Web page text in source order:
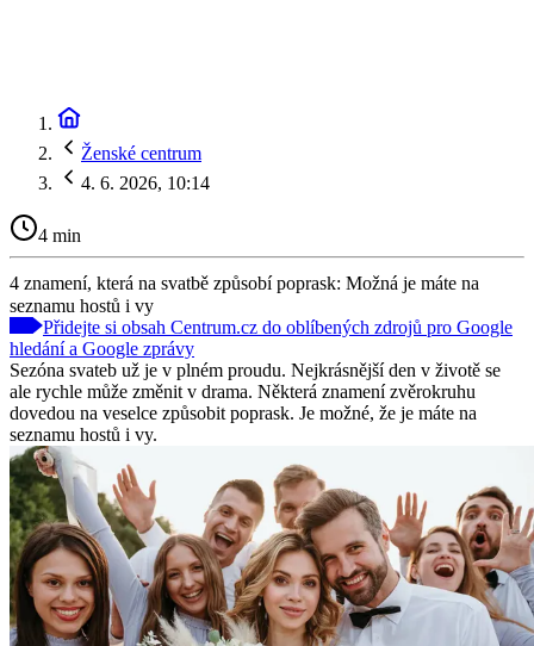
Ženské centrum
4. 6. 2026, 10:14
4 min
4 znamení, která na svatbě způsobí poprask: Možná je máte na
seznamu hostů i vy
Přidejte si obsah Centrum.cz do oblíbených zdrojů pro Google
hledání a Google zprávy
Sezóna svateb už je v plném proudu. Nejkrásnější den v životě se
ale rychle může změnit v drama. Některá znamení zvěrokruhu
dovedou na veselce způsobit poprask. Je možné, že je máte na
seznamu hostů i vy.